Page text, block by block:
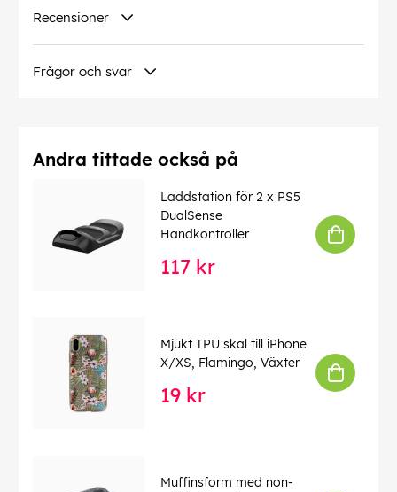
Recensioner
Frågor och svar
Andra tittade också på
Laddstation för 2 x PS5
DualSense
Handkontroller
117 kr
Mjukt TPU skal till iPhone
X/XS, Flamingo, Växter
19 kr
Muffinsform med non-